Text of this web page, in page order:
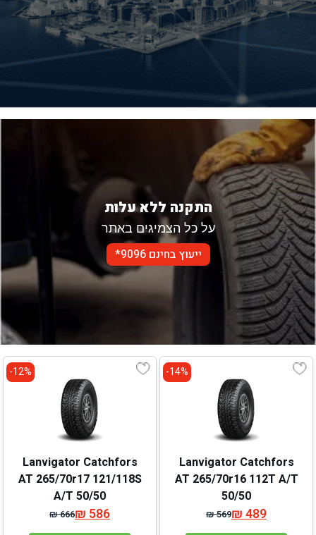
התקנה ללא עלות
על כל הצמיגים באתר
ייעוץ בחינם 9096*
14%-
Lanvigator Catchfors
AT 265/70r16 112T A/T
50/50
₪569
המחיר₪489 המחיר
12%-
Lanvigator Catchfors
AT 265/70r17 121/118S
A/T 50/50
₪666
המחיר₪586 המחיר